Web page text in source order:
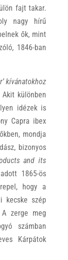
fajt takar.
nagy hírű
ők, mint
1846-ban
kívánatokhoz
Akit különben
idézek is
Capra ibex
mondja
bizonyos
and its
1865-ös
hogy a
kecske szép
zerge meg
számban
Kárpátok